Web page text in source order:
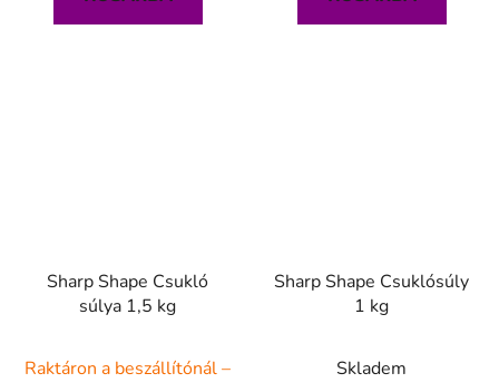
Sharp Shape Csukló
súlya 1,5 kg
Raktáron a beszállítónál –
Sharp Shape Csuklósúly
1 kg
Skladem